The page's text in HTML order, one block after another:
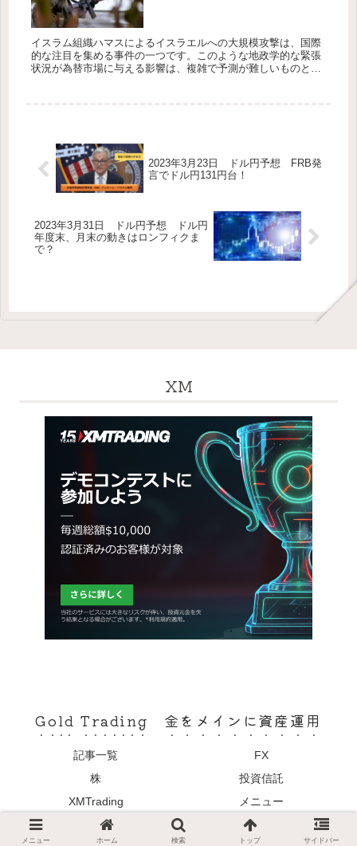
イスラム組織ハマスによるイスラエルへの大規模攻撃は、国際
的な注目を集める事件の一つです。このような地政学的な緊張
状況が為替市場に与える影響は、複雑で予測が難しいものとな
2023年3月23日 ドル円予想 FRB発
言でドル円131円台！
2023年3月31日 ドル円予想 ドル円
年度末、月末の動きはロンフィクま
で？
XM
Gold Trading 金をメインに資産運用
記事一覧
FX
株
投資信託
XMTrading
メニュー
© 2021 Gold Trading 金をメインに資産運用.
メニュー ホーム 検索 トップ サイドバー